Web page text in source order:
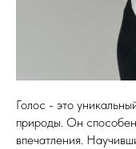
Голос - это
природы. Он
впечатления.